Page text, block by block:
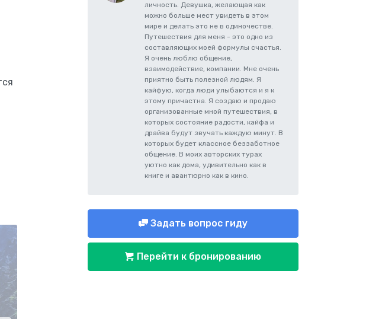
личность. Девушка, желающая как
можно больше мест увидеть в этом
мире и делать это не в одиночестве.
Путешествия для меня - это одно из
составляющих моей формулы счастья.
Я очень люблю общение,
взаимодействие, компании. Мне очень
приятно быть полезной людям. Я
кайфую, когда люди улыбаются и я к
этому причастна. Я создаю и продаю
организованные мной путешествия, в
которых состояние радости, кайфа и
драйва будут звучать каждую минут. В
которых будет классное беззаботное
общение. В моих авторских турах
уютно как дома, удивительно как в
книге и авантюрно как в кино.
Задать вопрос гиду
Перейти к бронированию